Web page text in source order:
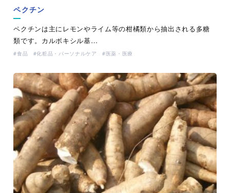
ペクチン
ペクチンは主にレモンやライム等の柑橘類から抽出される多糖
類です。カルボキシル基…
食品 化粧品・パーソナルケア 医薬・医療